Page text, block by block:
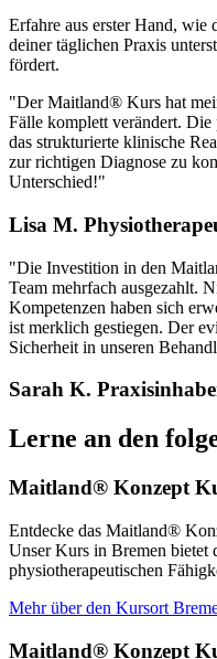
Erfahre aus erster Hand,
deiner täglichen Praxis
fördert.
"Der Maitland® Kurs hat
Fälle komplett verändert. Die
das strukturierte klinische
zur richtigen Diagnose zu
Unterschied!"
Lisa M.
"Die Investition in den
Team mehrfach ausgezahlt.
Kompetenzen haben sich
ist merklich gestiegen. Der
Sicherheit in unseren
Sarah K.
Lerne an den
Maitland® Konzept
Entdecke das Maitland®
Unser Kurs in Bremen bietet
physiotherapeutischen
Mehr über den Kursort
Maitland® Konzept